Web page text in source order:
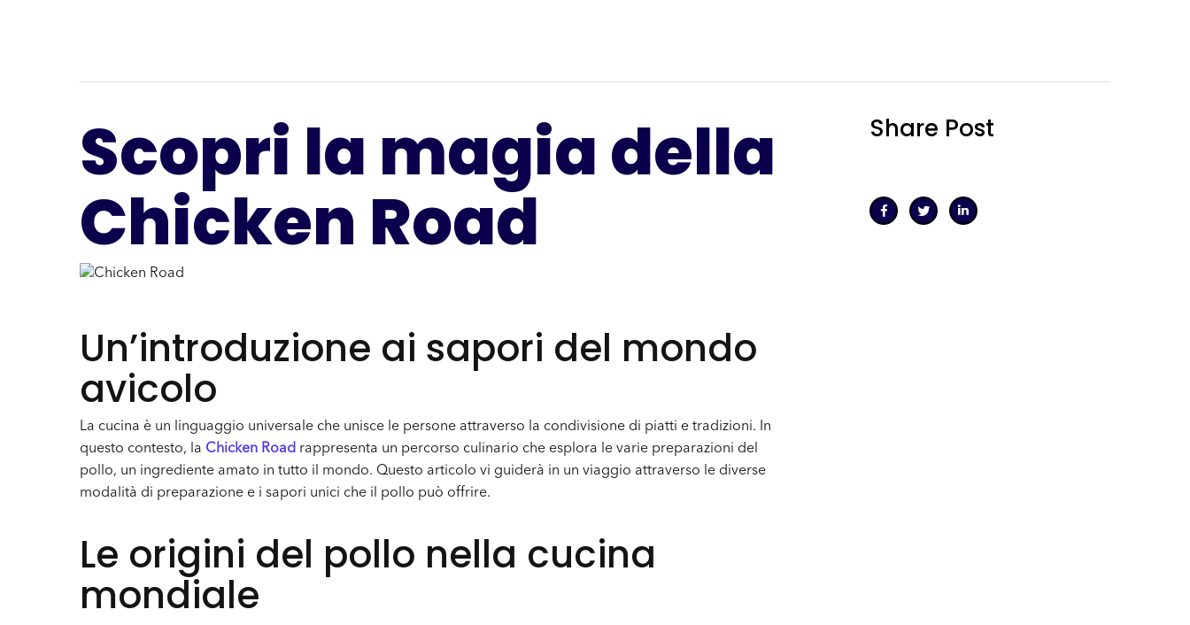
Scopri la magia della
Chicken Road
Un’introduzione ai sapori del mondo
avicolo
La cucina è un linguaggio universale che unisce le persone attraverso la condivisione di piatti e tradizioni. In
questo contesto, la Chicken Road rappresenta un percorso culinario che esplora le varie preparazioni del
pollo, un ingrediente amato in tutto il mondo. Questo articolo vi guiderà in un viaggio attraverso le diverse
modalità di preparazione e i sapori unici che il pollo può offrire.
Le origini del pollo nella cucina
mondiale
Share Post